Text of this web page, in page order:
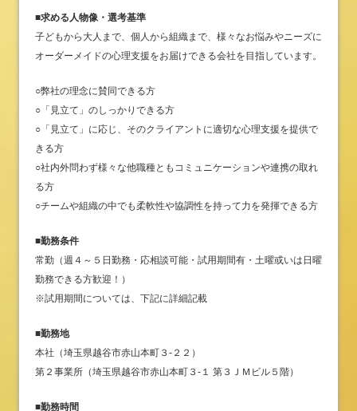
■求める人物像・選考基準
子どもから大人まで、個人から組織まで、様々なお悩みやニーズに
オーダーメイドの心理支援をお届けできる会社を目指しています。
○弊社の理念に賛同できる方
○「見立て」のしっかりできる方
○「見立て」に応じ、そのクライアントに適切な心理支援を提供で
きる方
○社内外問わず様々な他職種ともコミュニケーションや連携の取れ
る方
○チームや組織の中でも柔軟性や協調性を持って力を発揮できる方
■勤務条件
常勤（週４～５日勤務・応相談可能・試用期間有・土曜或いは日曜
勤務できる方歓迎！）
※試用期間については、下記に詳細記載
■勤務地
本社（埼玉県越谷市赤山本町３‐２２）
第２事業所（埼玉県越谷市赤山本町３-１ 第３ＪＭビル５階）
■勤務時間